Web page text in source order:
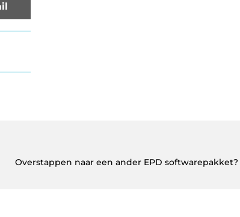
Overstappen naar een ander EPD softwarepakket?